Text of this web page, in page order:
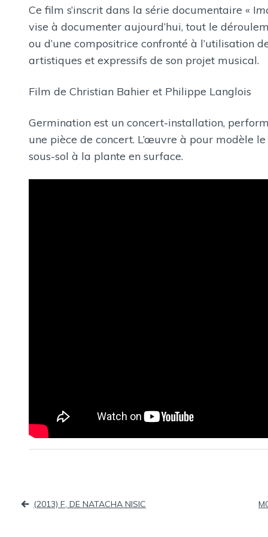
Ce film s’inscrit dans la série documentaire « I
vise à documenter aujourd’hui, tout le
ou d’une compositrice confronté à l’utilisation
artistiques et expressifs de son projet musical.
Film de Christian Bahier et Philippe Langlois
Germination est un concert-installation,
une pièce de concert. L’œuvre à pour modèle
sous-sol à la plante en surface.
Navigation
(2013) F, DE NATACHA NISIC